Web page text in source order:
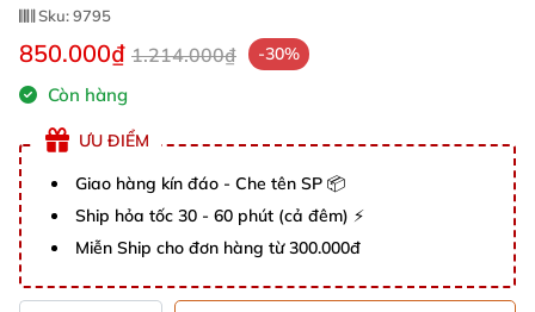
Sku:9795
850.000₫ 1.214.000₫ -30%
Còn hàng
ƯU ĐIỂM
Giao hàng kín đáo - Che tên SP 📦
Ship hỏa tốc 30 - 60 phút (cả đêm) ⚡
Miễn Ship cho đơn hàng từ 300.000đ